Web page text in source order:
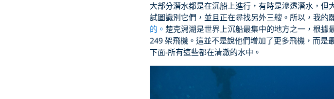
大部分潛水都是在沉船上進行，有時是滲透潛水，但
試圖識別它們，並且正在尋找另外三艘。所以，我的
的。 楚克潟湖是世界上沉船最集中的地方之一，根
249 架飛機。這並不是說他們增加了更多飛機，而
下面-所有這些都在清澈的水中。